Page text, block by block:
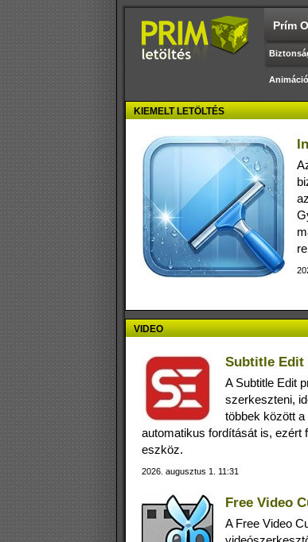
Prím
Animáció
KIEMELT LETÖLTÉS
VIDEO
Subtitle Edit
A Subtitle Edit
szerkeszteni,
többek között
automatikus fordítását is, ezért
eszköz.
2026. augusztus 1. 11:31
Free Video
A Free Video